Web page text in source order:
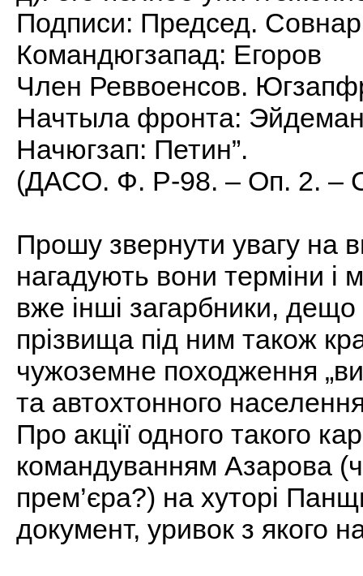
Подписи: Председ.
Командюгзапад: Егоров
Член Реввоенсов.
Начтыла фронта:
Начюгзап: Петин”.
(ДАСО. Ф. Р-98. – Оп. 2. –
Прошу звернути увагу на
нагадують вони терміни і
вже інші загарбники,
прізвища під ним також
чужоземне походження
та автохтонного
Про акції одного такого
командуванням Азарова
прем’єра?) на хуторі
документ, уривок з якого